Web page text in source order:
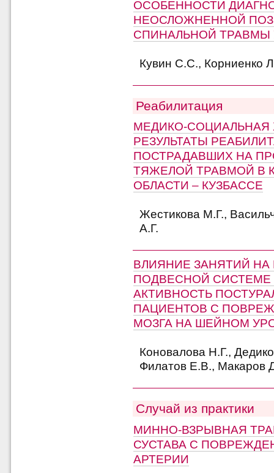
ОСОБЕННОСТИ
НЕОСЛОЖНЕННОЙ
СПИНАЛЬНОЙ ТРАВМЫ
Кувин С.С., Корниенко
Реабилитация
МЕДИКО-СОЦИАЛЬНАЯ
РЕЗУЛЬТАТЫ
ПОСТРАДАВШИХ НА
ТЯЖЕЛОЙ ТРАВМОЙ В
ОБЛАСТИ – КУЗБАССЕ
Жестикова М.Г.,
А.Г.
ВЛИЯНИЕ ЗАНЯТИЙ
ПОДВЕСНОЙ СИСТЕМЕ
АКТИВНОСТЬ
ПАЦИЕНТОВ С
МОЗГА НА ШЕЙНОМ
Коновалова Н.Г.,
Филатов Е.В., Макаров
Случай из практики
МИННО-ВЗРЫВНАЯ
СУСТАВА С
АРТЕРИИ